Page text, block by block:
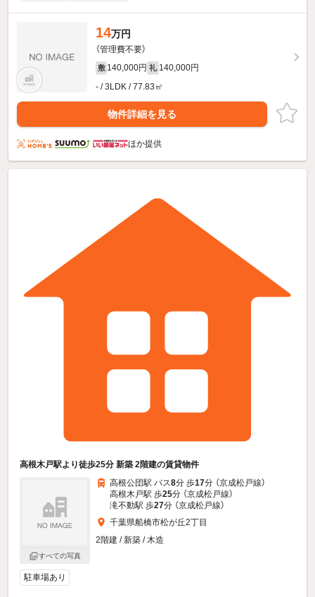
14万円
（管理費不要）
敷 140,000円 礼 140,000円
- / 3LDK / 77.83㎡
物件詳細を見る
ほか提供
高根木戸駅より徒歩25分 新築 2階建の賃貸物件
すべての写真
高根公団駅 バス8分 歩17分 （京成松戸線）
高根木戸駅 歩25分 （京成松戸線）
滝不動駅 歩27分 （京成松戸線）
千葉県船橋市松が丘2丁目
2階建 / 新築 / 木造
駐車場あり